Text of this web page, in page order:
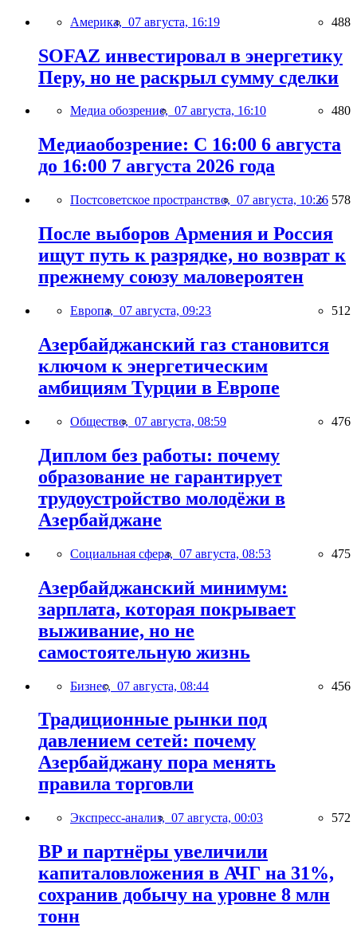
Америка, 07 августа, 16:19 488
SOFAZ инвестировал в энергетику
Перу, но не раскрыл сумму сделки
Медиа обозрение, 07 августа, 16:10 480
Медиаобозрение: С 16:00 6 августа
до 16:00 7 августа 2026 года
Постсоветское пространство, 07 августа, 10:26 578
После выборов Армения и Россия
ищут путь к разрядке, но возврат к
прежнему союзу маловероятен
Европа, 07 августа, 09:23 512
Азербайджанский газ становится
ключом к энергетическим
амбициям Турции в Европе
Общество, 07 августа, 08:59 476
Диплом без работы: почему
образование не гарантирует
трудоустройство молодёжи в
Азербайджане
Социальная сфера, 07 августа, 08:53 475
Азербайджанский минимум:
зарплата, которая покрывает
выживание, но не
самостоятельную жизнь
Бизнес, 07 августа, 08:44 456
Традиционные рынки под
давлением сетей: почему
Азербайджану пора менять
правила торговли
Экспресс-анализ, 07 августа, 00:03 572
BP и партнёры увеличили
капиталовложения в АЧГ на 31%,
сохранив добычу на уровне 8 млн
тонн